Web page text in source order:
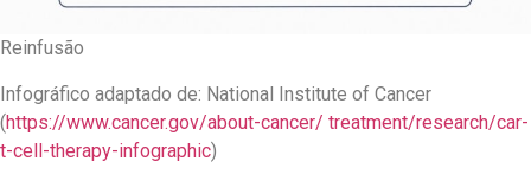
Reinfusão
Infográfico adaptado de: National Institute of Cancer
(https://www.cancer.gov/about-cancer/ treatment/research/car-
t-cell-therapy-infographic)